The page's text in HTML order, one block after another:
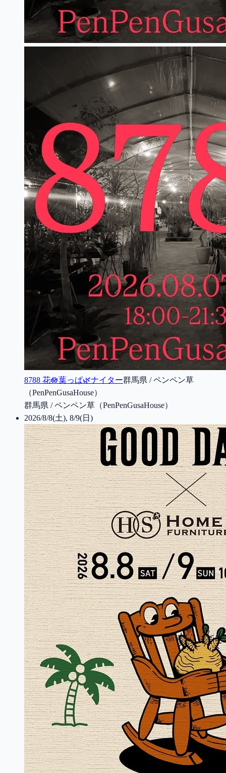
8788 花🪷葉っぱ🌿ナイター群馬県 / ペンペン草
（PenPenGusaHouse）
群馬県 / ペンペン草（PenPenGusaHouse）
2026/8/8(土), 8/9(日)